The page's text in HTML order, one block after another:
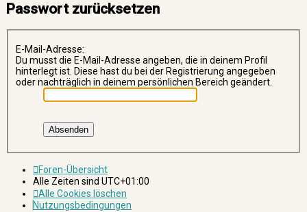
Passwort zurücksetzen
E-Mail-Adresse:
Du musst die E-Mail-Adresse angeben, die in deinem Profil
hinterlegt ist. Diese hast du bei der Registrierung angegeben
oder nachträglich in deinem persönlichen Bereich geändert.
Foren-Übersicht
Alle Zeiten sind UTC+01:00
Alle Cookies löschen
Nutzungsbedingungen